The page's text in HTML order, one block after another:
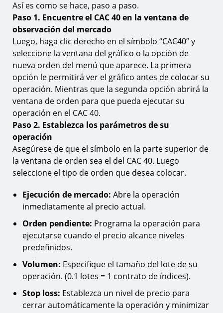
Así es como se hace, paso a paso.
Paso 1. Encuentre el CAC 40 en la ventana de
observación del mercado
Luego, haga clic derecho en el símbolo “CAC40” y
seleccione la ventana del gráfico o la opción de
nueva orden del menú que aparece. La primera
opción le permitirá ver el gráfico antes de colocar su
operación. Mientras que la segunda opción abrirá la
ventana de orden para que pueda ejecutar su
operación en el CAC 40.
Paso 2. Establezca los parámetros de su
operación
Asegúrese de que el símbolo en la parte superior de
la ventana de orden sea el del CAC 40. Luego
seleccione el tipo de orden que desea colocar.
Ejecución de mercado: Abre la operación
inmediatamente al precio actual.
Orden pendiente: Programa la operación para
ejecutarse cuando el precio alcance niveles
predefinidos.
Volumen: Especifique el tamaño del lote de su
operación. (0.1 lotes = 1 contrato de índices).
Stop loss: Establezca un nivel de precio para
cerrar automáticamente la operación y minimizar